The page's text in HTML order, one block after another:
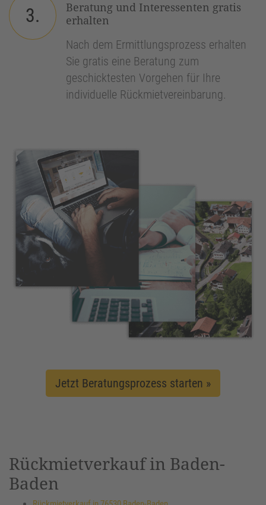
3.
Beratung und Interessenten gratis
erhalten
Nach dem Ermittlungsprozess erhalten
Sie gratis eine Beratung zum
geschicktesten Vorgehen für Ihre
individuelle Rückmietvereinbarung.
Jetzt Beratungsprozess starten »
Rückmietverkauf in Baden-
Baden